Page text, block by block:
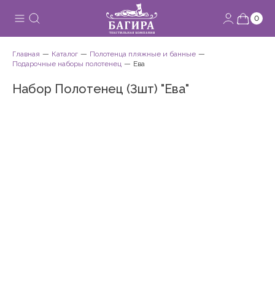
0
Главная Каталог
Полотенца пляжные и банные
Подарочные наборы полотенец
Ева
Набор Полотенец (3шт) "Ева"